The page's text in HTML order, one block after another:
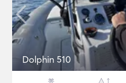
Dolphin 510